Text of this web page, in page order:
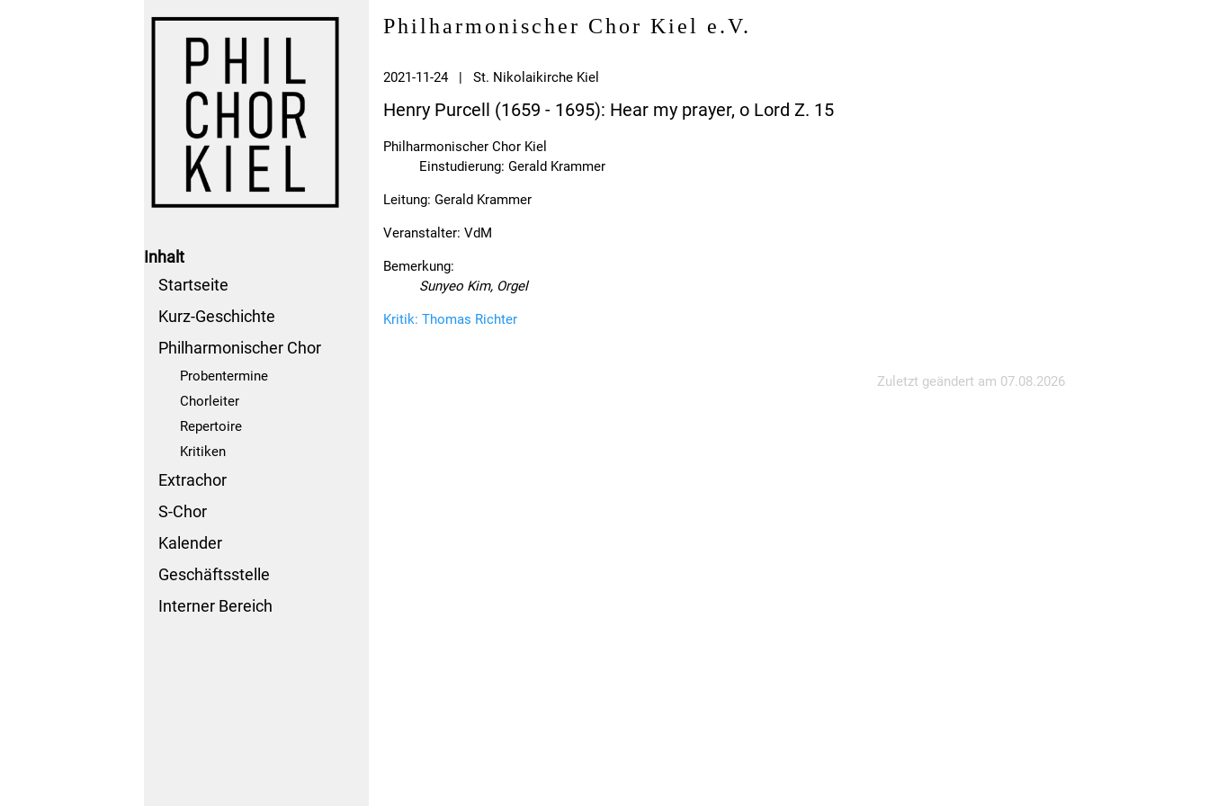
Inhalt
Startseite
Kurz-Geschichte
Philharmonischer Chor
Probentermine
Chorleiter
Repertoire
Kritiken
Extrachor
S-Chor
Kalender
Geschäftsstelle
Interner Bereich
Philharmonischer Chor Kiel e.V.
2021-11-24 | St. Nikolaikirche Kiel
Henry Purcell (1659 - 1695): Hear my prayer, o Lord Z. 15
Philharmonischer Chor Kiel
Einstudierung: Gerald Krammer
Leitung: Gerald Krammer
Veranstalter: VdM
Bemerkung:
Sunyeo Kim, Orgel
Kritik: Thomas Richter
Zuletzt geändert am 07.08.2026